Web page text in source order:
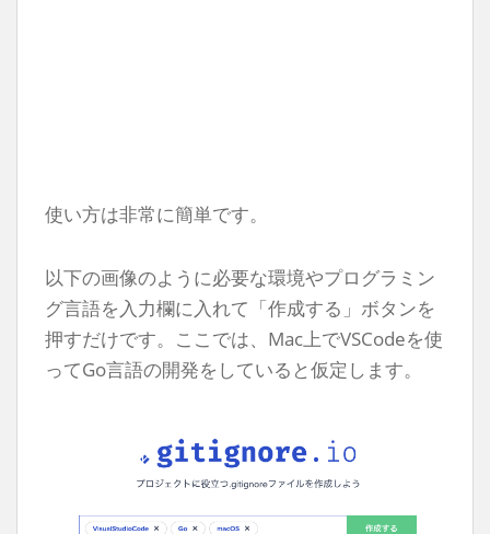
使い方は非常に簡単です。
以下の画像のように必要な環境やプログラミン
グ言語を入力欄に入れて「作成する」ボタンを
押すだけです。ここでは、Mac上でVSCodeを使
ってGo言語の開発をしていると仮定します。